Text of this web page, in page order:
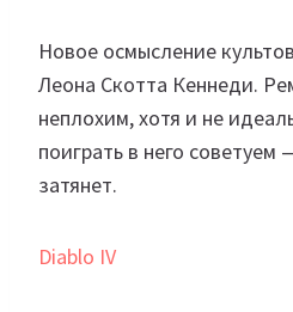
Новое осмысление
Леона Скотта Кеннеди.
неплохим, хотя и не
поиграть в него
затянет.
Diablo IV